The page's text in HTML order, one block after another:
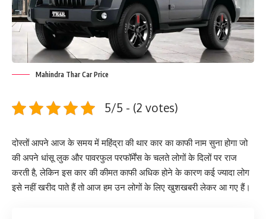
Mahindra Thar Car Price
5/5 - (2 votes)
दोस्तों आपने आज के समय में महिंद्रा की थार कार का काफी नाम सुना होगा जो
की अपने धांसू लुक और पावरफुल परफॉर्मेंस के चलते लोगों के दिलों पर राज
करती है, लेकिन इस कार की कीमत काफी अधिक होने के कारण कई ज्यादा लोग
इसे नहीं खरीद पाते हैं तो आज हम उन लोगों के लिए खुशखबरी लेकर आ गए हैं।